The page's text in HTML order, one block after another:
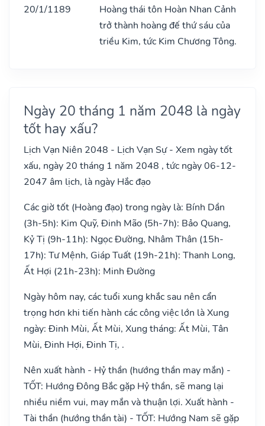
20/1/1189
Hoàng thái tôn Hoàn Nhan Cảnh
trở thành hoàng đế thứ sáu của
triều Kim, tức Kim Chương Tông.
Ngày 20 tháng 1 năm 2048 là ngày
tốt hay xấu?
Lịch Vạn Niên 2048 - Lịch Vạn Sự - Xem ngày tốt
xấu, ngày 20 tháng 1 năm 2048 , tức ngày 06-12-
2047 âm lịch, là ngày Hắc đạo
Các giờ tốt (Hoàng đạo) trong ngày là: Bính Dần
(3h-5h): Kim Quỹ, Đinh Mão (5h-7h): Bảo Quang,
Kỷ Tị (9h-11h): Ngọc Đường, Nhâm Thân (15h-
17h): Tư Mệnh, Giáp Tuất (19h-21h): Thanh Long,
Ất Hợi (21h-23h): Minh Đường
Ngày hôm nay, các tuổi xung khắc sau nên cẩn
trọng hơn khi tiến hành các công việc lớn là Xung
ngày: Đinh Mùi, Ất Mùi, Xung tháng: Ất Mùi, Tân
Mùi, Đinh Hợi, Đinh Tị, .
Nên xuất hành - Hỷ thần (hướng thần may mắn) -
TỐT: Hướng Đông Bắc gặp Hỷ thần, sẽ mang lại
nhiều niềm vui, may mắn và thuận lợi. Xuất hành -
Tài thần (hướng thần tài) - TỐT: Hướng Nam sẽ gặp